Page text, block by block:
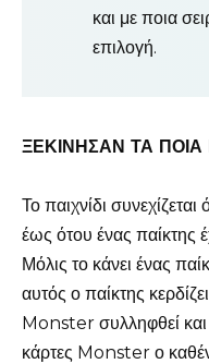
και με ποια
επιλογή.
ΞΕΚΙΝΗΣΑΝ ΤΑ
Το παιχνίδι
έως ότου ένας παίκτης
Μόλις το κάνει ένας
αυτός ο παίκτης
Monster συλληφθεί και
κάρτες Monster ο